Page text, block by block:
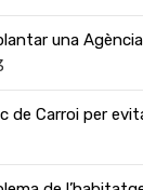
una
de Carroi per